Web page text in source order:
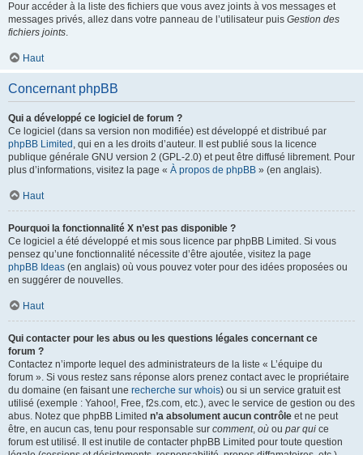
Pour accéder à la liste des fichiers que vous avez joints à vos messages et
messages privés, allez dans votre panneau de l’utilisateur puis Gestion des
fichiers joints.
Haut
Concernant phpBB
Qui a développé ce logiciel de forum ?
Ce logiciel (dans sa version non modifiée) est développé et distribué par
phpBB Limited , qui en a les droits d’auteur. Il est publié sous la licence
publique générale GNU version 2 (GPL-2.0) et peut être diffusé librement. Pour
plus d’informations, visitez la page « À propos de phpBB » (en anglais).
Haut
Pourquoi la fonctionnalité X n’est pas disponible ?
Ce logiciel a été développé et mis sous licence par phpBB Limited. Si vous
pensez qu’une fonctionnalité nécessite d’être ajoutée, visitez la page
phpBB Ideas (en anglais) où vous pouvez voter pour des idées proposées ou
en suggérer de nouvelles.
Haut
Qui contacter pour les abus ou les questions légales concernant ce
forum ?
Contactez n’importe lequel des administrateurs de la liste « L’équipe du
forum ». Si vous restez sans réponse alors prenez contact avec le propriétaire
du domaine (en faisant une recherche sur whois) ou si un service gratuit est
utilisé (exemple : Yahoo!, Free, f2s.com, etc.), avec le service de gestion ou des
abus. Notez que phpBB Limited n’a absolument aucun contrôle et ne peut
être, en aucun cas, tenu pour responsable sur comment, où ou par qui ce
forum est utilisé. Il est inutile de contacter phpBB Limited pour toute question